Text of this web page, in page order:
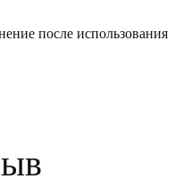
после использования